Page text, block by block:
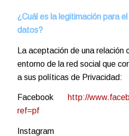
¿Cuál es la legitimación para
datos?
La aceptación de una relación
entorno de la red social que
a sus políticas de Privacidad:
Facebook
http://
ref=pf
Instagram